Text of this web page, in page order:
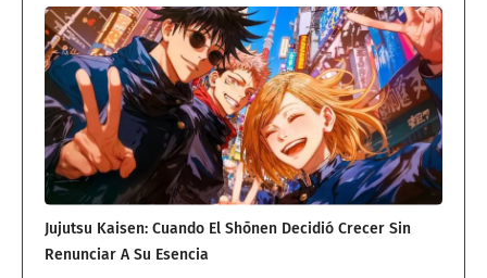
Jujutsu Kaisen: Cuando El Shōnen Decidió Crecer Sin
Renunciar A Su Esencia